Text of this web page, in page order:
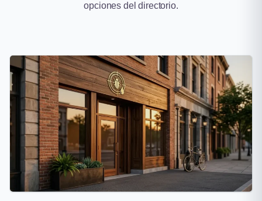
opciones del directorio.